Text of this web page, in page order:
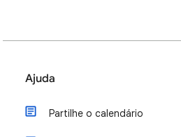
Ajuda
Partilhe o calendário